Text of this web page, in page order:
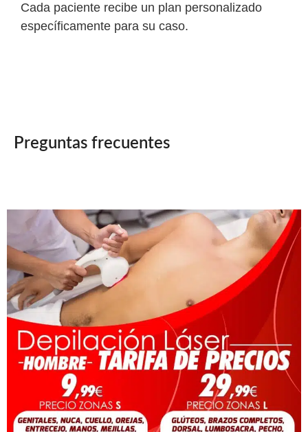
Cada paciente recibe un plan personalizado
específicamente para su caso.
Preguntas frecuentes